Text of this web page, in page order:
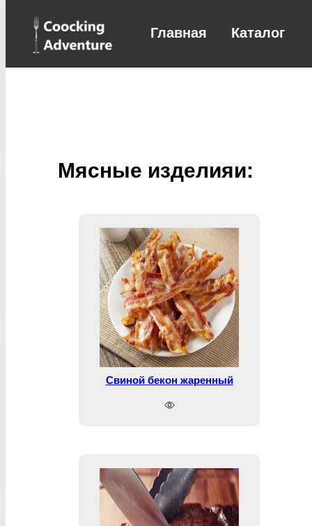
Главная Каталог
Мясные изделияи:
Свиной бекон жаренный